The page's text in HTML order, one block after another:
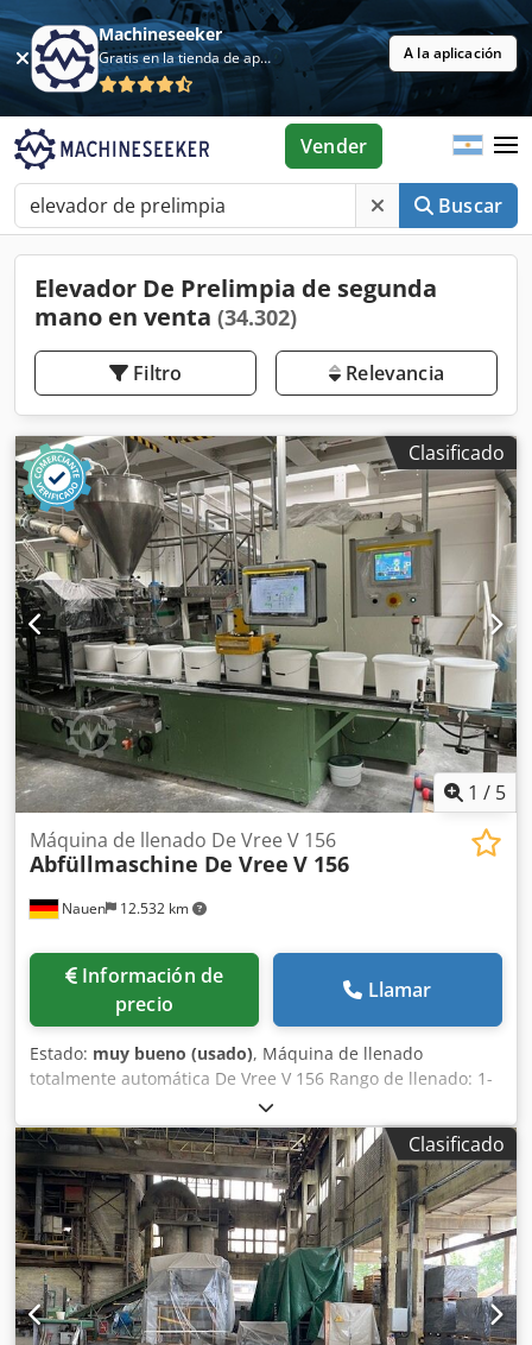
Machineseeker
Gratis en la tienda de aplicaciones A la aplicación
Buscar
Vender
Elevador De Prelimpia de segunda
mano en venta (34.302)
Filtro Relevancia
Clasificado
1 / 5
Nauen 12.532 km
Máquina de llenado De Vree V 156
Abfüllmaschine De Vree V 156
Información de
precio
Llamar
Estado: muy bueno (usado), Máquina de llenado
totalmente automática De Vree V 156 Rango de llenado: 1-
20 litros Dispositivo automático para colocar tapas
Dispositivo automático para cerrar tapas En excelente
estado, directamente de la línea de producción.
Dodpfxsztc Sge Agdjck
Clasificado